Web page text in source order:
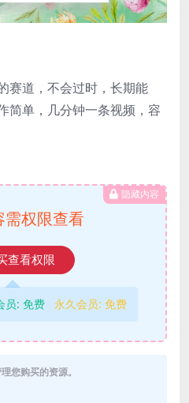
赛道，不会过时，长期能
简单，几分钟一条视频，容
隐藏内容
需权限查看
查看权限
员: 免费 永久会员: 免费
您购买的资源。